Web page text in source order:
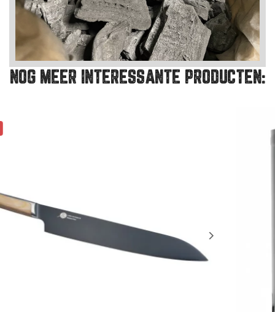
NOG MEER INTERESSANTE PRODUCTEN: